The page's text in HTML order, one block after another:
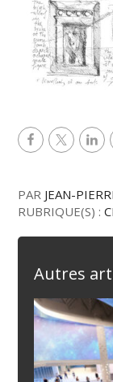
PAR JEAN-
RUBRIQUE(S) :
Autres